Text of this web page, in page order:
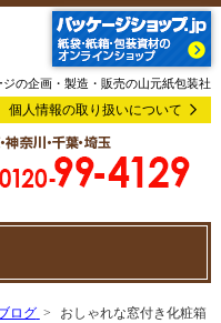
の企画・製造・販売の山元紙包装社
個人情報の取り扱いについて
ログ おしゃれな窓付き化粧箱